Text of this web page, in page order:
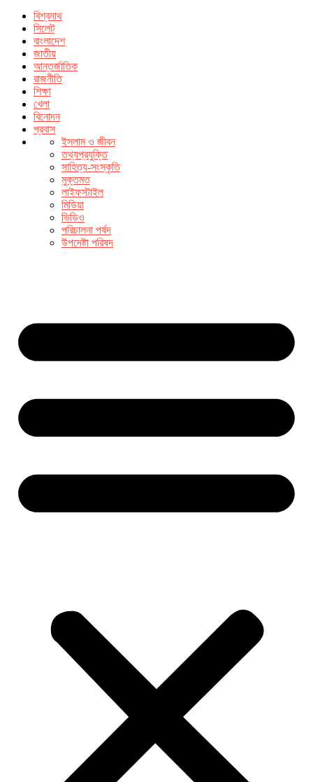
বিশ্বনাথ
সিলেট
বাংলাদেশ
জাতীয়
আন্তর্জাতিক
রাজনীতি
শিক্ষা
খেলা
বিনোদন
প্রবাস
ইসলাম ও জীবন
তথ্যপ্রযুক্তি
সাহিত্য-সংস্কৃতি
মুক্তমত
লাইফস্টাইল
মিডিয়া
ভিডিও
পরিচালনা পর্ষদ
উপদেষ্টা পরিষদ